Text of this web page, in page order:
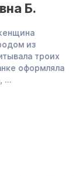
Анастасия
Анастасия
дизайнер-
оформила статус
кредиты на